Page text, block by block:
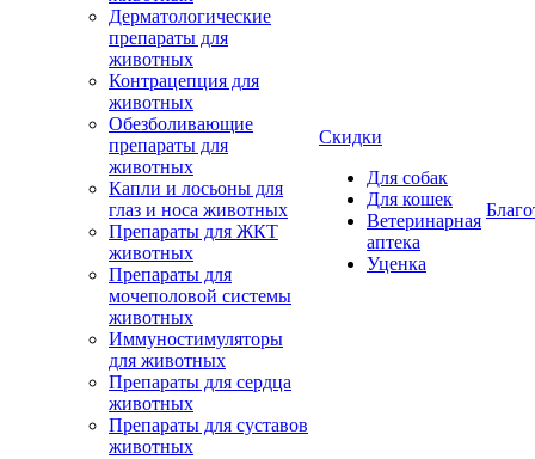
Дерматологические
препараты для
животных
Контрацепция для
животных
Обезболивающие
препараты для
животных
Капли и лосьоны для
глаз и носа животных
Препараты для ЖКТ
животных
Препараты для
мочеполовой системы
животных
Иммуностимуляторы
для животных
Препараты для сердца
животных
Препараты для суставов
животных
Скидки
Для собак
Для кошек
Ветеринарная
аптека
Уценка